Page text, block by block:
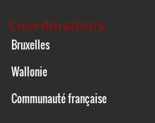
Coordinations
Bruxelles
Wallonie
Communauté française